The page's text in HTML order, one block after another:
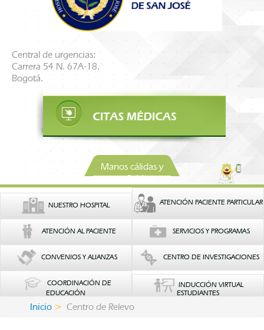
Central de urgencias:
Carrera 54 N. 67A-18.
Bogotá.
Manos cálidas y
confiables
NUESTRO HOSPITAL ATENCIÓN PACIENTE PARTICULAR
ATENCIÓN AL PACIENTE SERVICIOS Y PROGRAMAS
CONVENIOS Y ALIANZAS CENTRO DE INVESTIGACIONES
COORDINACIÓN DE
EDUCACIÓN
INDUCCIÓN VIRTUAL
ESTUDIANTES
Inicio Centro de Relevo